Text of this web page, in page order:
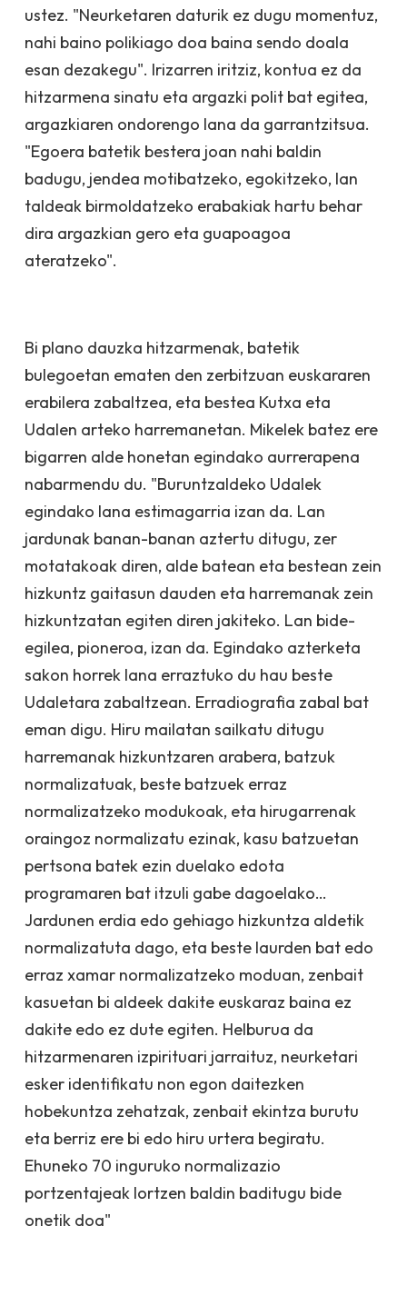
ustez. "Neurketaren daturik ez dugu momentuz,
nahi baino polikiago doa baina sendo doala
esan dezakegu". Irizarren iritziz, kontua ez da
hitzarmena sinatu eta argazki polit bat egitea,
argazkiaren ondorengo lana da garrantzitsua.
"Egoera batetik bestera joan nahi baldin
badugu, jendea motibatzeko, egokitzeko, lan
taldeak birmoldatzeko erabakiak hartu behar
dira argazkian gero eta guapoagoa
ateratzeko".
Bi plano dauzka hitzarmenak, batetik
bulegoetan ematen den zerbitzuan euskararen
erabilera zabaltzea, eta bestea Kutxa eta
Udalen arteko harremanetan. Mikelek batez ere
bigarren alde honetan egindako aurrerapena
nabarmendu du. "Buruntzaldeko Udalek
egindako lana estimagarria izan da. Lan
jardunak banan-banan aztertu ditugu, zer
motatakoak diren, alde batean eta bestean zein
hizkuntz gaitasun dauden eta harremanak zein
hizkuntzatan egiten diren jakiteko. Lan bide-
egilea, pioneroa, izan da. Egindako azterketa
sakon horrek lana erraztuko du hau beste
Udaletara zabaltzean. Erradiografia zabal bat
eman digu. Hiru mailatan sailkatu ditugu
harremanak hizkuntzaren arabera, batzuk
normalizatuak, beste batzuek erraz
normalizatzeko modukoak, eta hirugarrenak
oraingoz normalizatu ezinak, kasu batzuetan
pertsona batek ezin duelako edota
programaren bat itzuli gabe dagoelako…
Jardunen erdia edo gehiago hizkuntza aldetik
normalizatuta dago, eta beste laurden bat edo
erraz xamar normalizatzeko moduan, zenbait
kasuetan bi aldeek dakite euskaraz baina ez
dakite edo ez dute egiten. Helburua da
hitzarmenaren izpirituari jarraituz, neurketari
esker identifikatu non egon daitezken
hobekuntza zehatzak, zenbait ekintza burutu
eta berriz ere bi edo hiru urtera begiratu.
Ehuneko 70 inguruko normalizazio
portzentajeak lortzen baldin baditugu bide
onetik doa"